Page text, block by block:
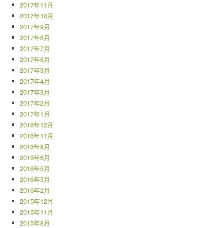
2017年11月
2017年10月
2017年9月
2017年8月
2017年7月
2017年6月
2017年5月
2017年4月
2017年3月
2017年2月
2017年1月
2016年12月
2016年11月
2016年8月
2016年6月
2016年5月
2016年3月
2016年2月
2015年12月
2015年11月
2015年8月